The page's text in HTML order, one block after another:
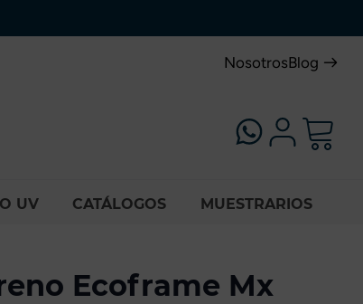
NosotrosBlog
UV CATÁLOGOS MUESTRARIOS
Ecoframe Mx